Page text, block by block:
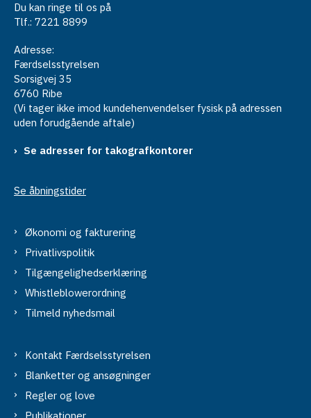
Du kan ringe til os på
Tlf.: 7221 8899
Adresse:
Færdselsstyrelsen
Sorsigvej 35
6760 Ribe
(Vi tager ikke imod kundehenvendelser fysisk på adressen
uden forudgående aftale)
Se adresser for takografkontorer
Se åbningstider
Økonomi og fakturering
Privatlivspolitik
Tilgængelighedserklæring
Whistleblowerordning
Tilmeld nyhedsmail
Kontakt Færdselsstyrelsen
Blanketter og ansøgninger
Regler og love
Publikationer